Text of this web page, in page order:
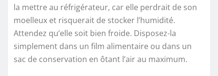
la mettre au réfrigérateur, car elle perdrait de son
moelleux et risquerait de stocker l’humidité.
Attendez qu’elle soit bien froide. Disposez-la
simplement dans un film alimentaire ou dans un
sac de conservation en ôtant l’air au maximum.